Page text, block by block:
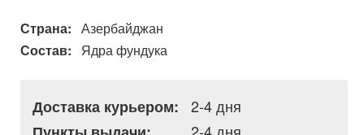
Страна: Азербайджан
Состав:
Ядра фундука
Доставка курьером:
2-4 дня
2-4 дня